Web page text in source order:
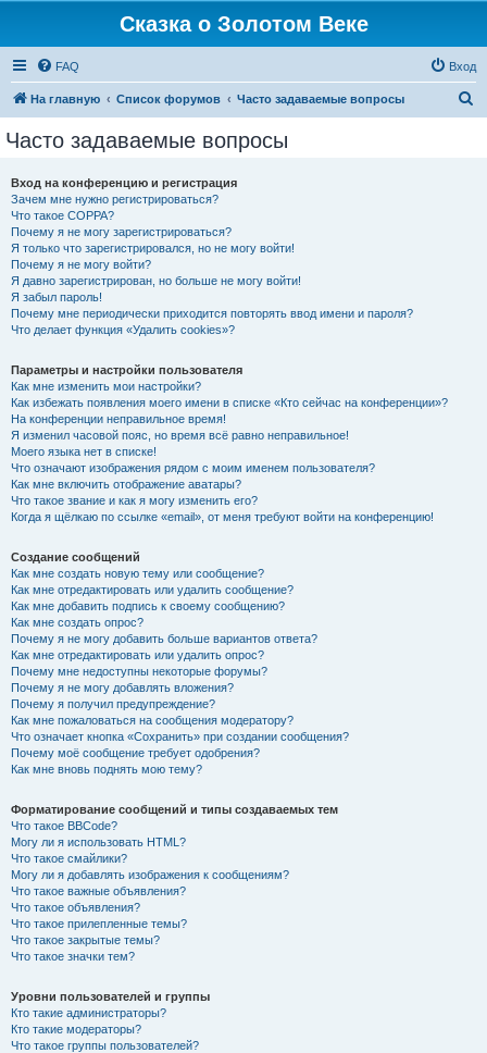
Сказка о Золотом Веке
FAQ Вход
На главную Список форумов Часто задаваемые вопросы
Часто задаваемые вопросы
Вход на конференцию и регистрация
Зачем мне нужно регистрироваться?
Что такое COPPA?
Почему я не могу зарегистрироваться?
Я только что зарегистрировался, но не могу войти!
Почему я не могу войти?
Я давно зарегистрирован, но больше не могу войти!
Я забыл пароль!
Почему мне периодически приходится повторять ввод имени и пароля?
Что делает функция «Удалить cookies»?
Параметры и настройки пользователя
Как мне изменить мои настройки?
Как избежать появления моего имени в списке «Кто сейчас на конференции»?
На конференции неправильное время!
Я изменил часовой пояс, но время всё равно неправильное!
Моего языка нет в списке!
Что означают изображения рядом с моим именем пользователя?
Как мне включить отображение аватары?
Что такое звание и как я могу изменить его?
Когда я щёлкаю по ссылке «email», от меня требуют войти на конференцию!
Создание сообщений
Как мне создать новую тему или сообщение?
Как мне отредактировать или удалить сообщение?
Как мне добавить подпись к своему сообщению?
Как мне создать опрос?
Почему я не могу добавить больше вариантов ответа?
Как мне отредактировать или удалить опрос?
Почему мне недоступны некоторые форумы?
Почему я не могу добавлять вложения?
Почему я получил предупреждение?
Как мне пожаловаться на сообщения модератору?
Что означает кнопка «Сохранить» при создании сообщения?
Почему моё сообщение требует одобрения?
Как мне вновь поднять мою тему?
Форматирование сообщений и типы создаваемых тем
Что такое BBCode?
Могу ли я использовать HTML?
Что такое смайлики?
Могу ли я добавлять изображения к сообщениям?
Что такое важные объявления?
Что такое объявления?
Что такое прилепленные темы?
Что такое закрытые темы?
Что такое значки тем?
Уровни пользователей и группы
Кто такие администраторы?
Кто такие модераторы?
Что такое группы пользователей?